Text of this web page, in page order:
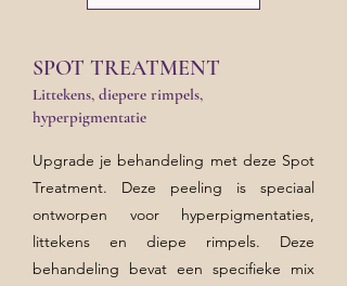
SPOT TREATMENT
Littekens, diepere rimpels,
hyperpigmentatie
Upgrade je behandeling met deze Spot
Treatment. Deze peeling is speciaal
ontworpen voor hyperpigmentaties,
littekens en diepe rimpels. Deze
behandeling bevat een specifieke mix